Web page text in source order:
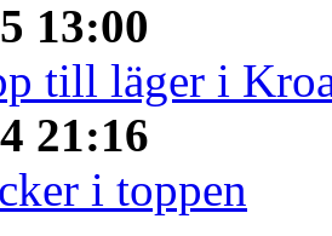
13:00
till läger i
21:16
i toppen